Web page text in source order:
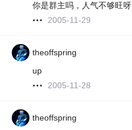
你是群主吗，人气不够旺呀
2005-11-29
theoffspring
up
2005-11-28
theoffspring